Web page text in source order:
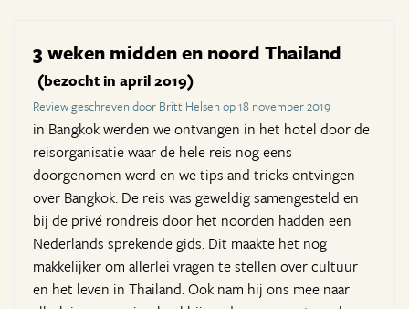
3 weken midden en noord Thailand
(bezocht in april 2019)
Review geschreven door Britt Helsen op 18 november 2019
in Bangkok werden we ontvangen in het hotel door de
reisorganisatie waar de hele reis nog eens
doorgenomen werd en we tips and tricks ontvingen
over Bangkok. De reis was geweldig samengesteld en
bij de privé rondreis door het noorden hadden een
Nederlands sprekende gids. Dit maakte het nog
makkelijker om allerlei vragen te stellen over cultuur
en het leven in Thailand. Ook nam hij ons mee naar